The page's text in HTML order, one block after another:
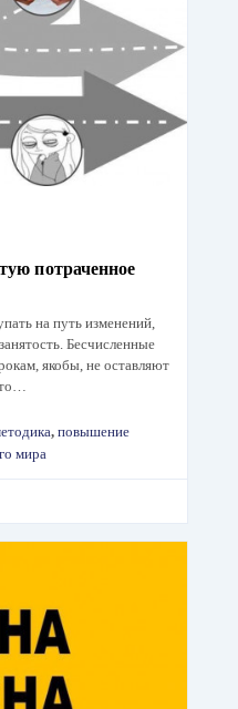
потраченное
на путь изменений,
Бесчисленные
якобы, не оставляют
, повышение
мира